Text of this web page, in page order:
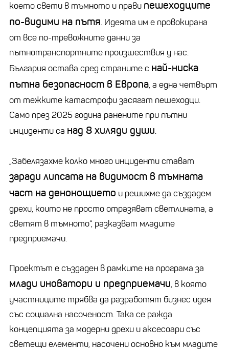
което свети в тъмното и прави пешеходците
по-видими на пътя. Идеята им е провокирана
от все по-тревожните данни за
пътнотранспортните произшествия у нас.
България остава сред страните с най-ниска
пътна безопасност в Европа, а една четвърт
от тежките катастрофи засягат пешеходци.
Само през 2025 година ранените при пътни
инциденти са над 8 хиляди души.
„Забелязахме колко много инциденти стават
заради липсата на видимост в тъмната
част на денонощието и решихме да създадем
дрехи, които не просто отразяват светлината, а
светят в тъмното“, разказват младите
предприемачи.
Проектът е създаден в рамките на програма за
млади иноватори и предприемачи, в която
участниците трябва да разработят бизнес идея
със социална насоченост. Така се ражда
концепцията за модерни дрехи и аксесоари със
светещи елементи, насочени основно към младите